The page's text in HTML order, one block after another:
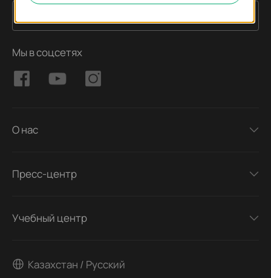
Мы в соцсетях
О нас
Пресс-центр
Учебный центр
Казахстан / Русский